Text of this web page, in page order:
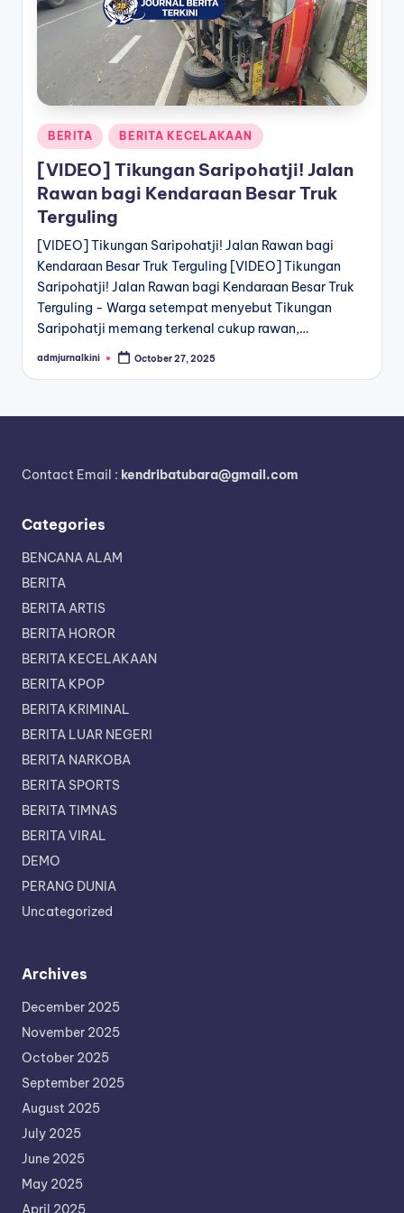
a
e
k
n
Posted
in
BERITA BERITA KECELAKAAN
[VIDEO] Tikungan Saripohatji! Jalan
Rawan bagi Kendaraan Besar Truk
Terguling
[VIDEO] Tikungan Saripohatji! Jalan Rawan bagi
Kendaraan Besar Truk Terguling [VIDEO] Tikungan
Saripohatji! Jalan Rawan bagi Kendaraan Besar Truk
Terguling - Warga setempat menyebut Tikungan
Saripohatji memang terkenal cukup rawan,…
Posted
admjurnalkini October 27, 2025
Contact Email : kendribatubara@gmail.com
Categories
BENCANA ALAM
BERITA
BERITA ARTIS
BERITA HOROR
BERITA KECELAKAAN
BERITA KPOP
BERITA KRIMINAL
BERITA LUAR NEGERI
BERITA NARKOBA
BERITA SPORTS
BERITA TIMNAS
BERITA VIRAL
DEMO
PERANG DUNIA
Uncategorized
Archives
December 2025
November 2025
October 2025
September 2025
August 2025
July 2025
June 2025
May 2025
April 2025